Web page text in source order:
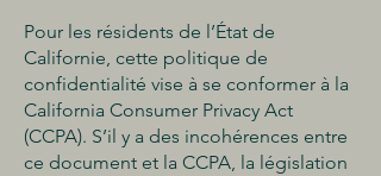
Pour les résidents de l’État de
Californie, cette politique de
confidentialité vise à se conformer à la
California Consumer Privacy Act
(CCPA). S’il y a des incohérences entre
ce document et la CCPA, la législation